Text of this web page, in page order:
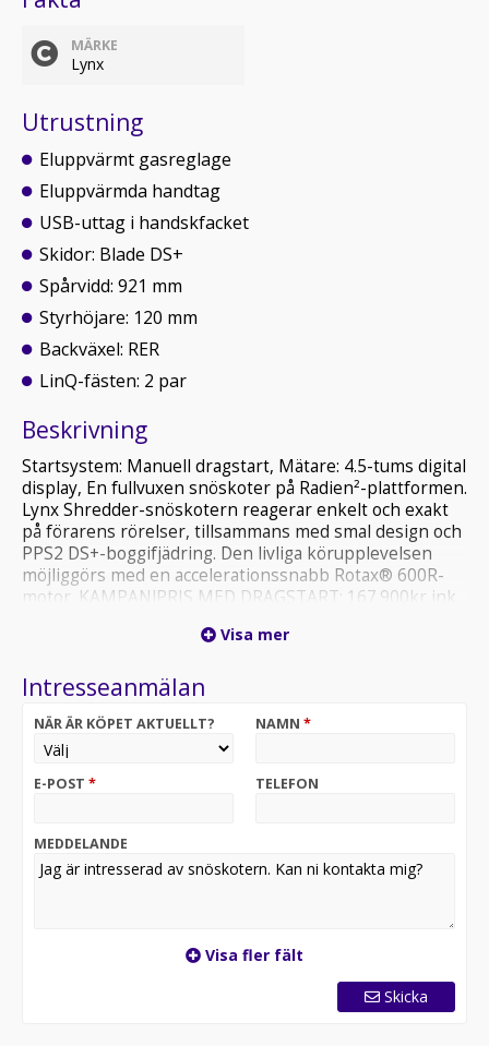
MÄRKE
Lynx
Utrustning
Eluppvärmt gasreglage
Eluppvärmda handtag
USB-uttag i handskfacket
Skidor: Blade DS+
Spårvidd: 921 mm
Styrhöjare: 120 mm
Backväxel: RER
LinQ-fästen: 2 par
Beskrivning
Startsystem: Manuell dragstart, Mätare: 4.5-tums digital
display, En fullvuxen snöskoter på Radien²-plattformen.
Lynx Shredder-snöskotern reagerar enkelt och exakt
på förarens rörelser, tillsammans med smal design och
PPS2 DS+-boggifjädring. Den livliga körupplevelsen
möjliggörs med en accelerationssnabb Rotax® 600R-
motor. KAMPANJPRIS MED DRAGSTART: 167.900kr ink
Visa mer
Intresseanmälan
NÄR ÄR KÖPET AKTUELLT? NAMN *
E-POST * TELEFON
MEDDELANDE
Visa fler fält
Skicka